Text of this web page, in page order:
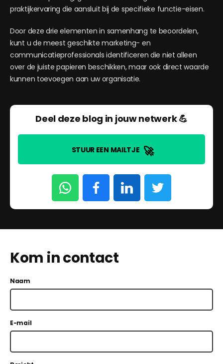
praktijkervaring die aansluit bij de specifieke functie-eisen.
Door deze drie elementen in samenhang te beoordelen,
kunt u de meest geschikte marketing- en
communicatieprofessionals identificeren die niet alleen
over de juiste papieren beschikken, maar ook direct waarde
kunnen toevoegen aan uw organisatie.
Deel deze blog in jouw netwerk 💪
STUUR EEN MAILTJE 🚀
Kom in contact
Naam
E-mail